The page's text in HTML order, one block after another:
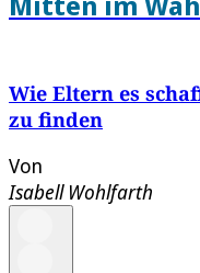
Wie Eltern es
zu finden
Von
Isabell Wohlfarth